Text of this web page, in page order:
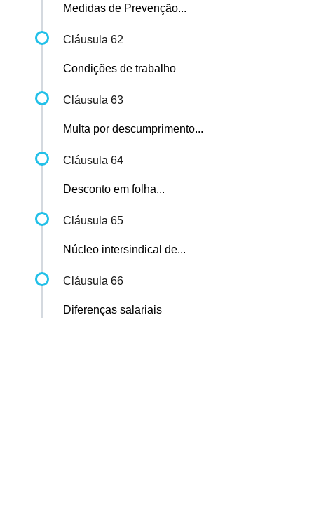
Medidas de Prevenção...
Cláusula 62
Condições de trabalho
Cláusula 63
Multa por descumprimento...
Cláusula 64
Desconto em folha...
Cláusula 65
Núcleo intersindical de...
Cláusula 66
Diferenças salariais